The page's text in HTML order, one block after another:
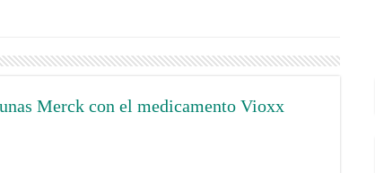
Merck con el medicamento Vioxx